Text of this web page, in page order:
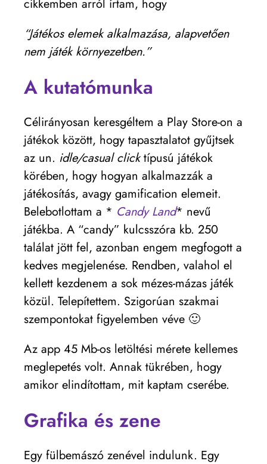
cikkemben arról írtam, hogy
“Játékos elemek alkalmazása, alapvetően
nem játék környezetben.”
A kutatómunka
Célirányosan keresgéltem a Play Store-on a
játékok között, hogy tapasztalatot gyűjtsek
az un. idle/casual clicktípusú játékok
körében, hogy hogyan alkalmazzák a
játékosítás, avagy gamification elemeit.
Belebotlottam a * Candy Land* nevű
játékba. A “candy” kulcsszóra kb. 250
találat jött fel, azonban engem megfogott a
kedves megjelenése. Rendben, valahol el
kellett kezdenem a sok mézes-mázas játék
közül. Telepítettem. Szigorúan szakmai
szempontokat figyelemben véve 🙂
Az app 45 Mb-os letöltési mérete kellemes
meglepetés volt. Annak tükrében, hogy
amikor elindítottam, mit kaptam cserébe.
Grafika és zene
Egy fülbemászó zenével indulunk. Egy